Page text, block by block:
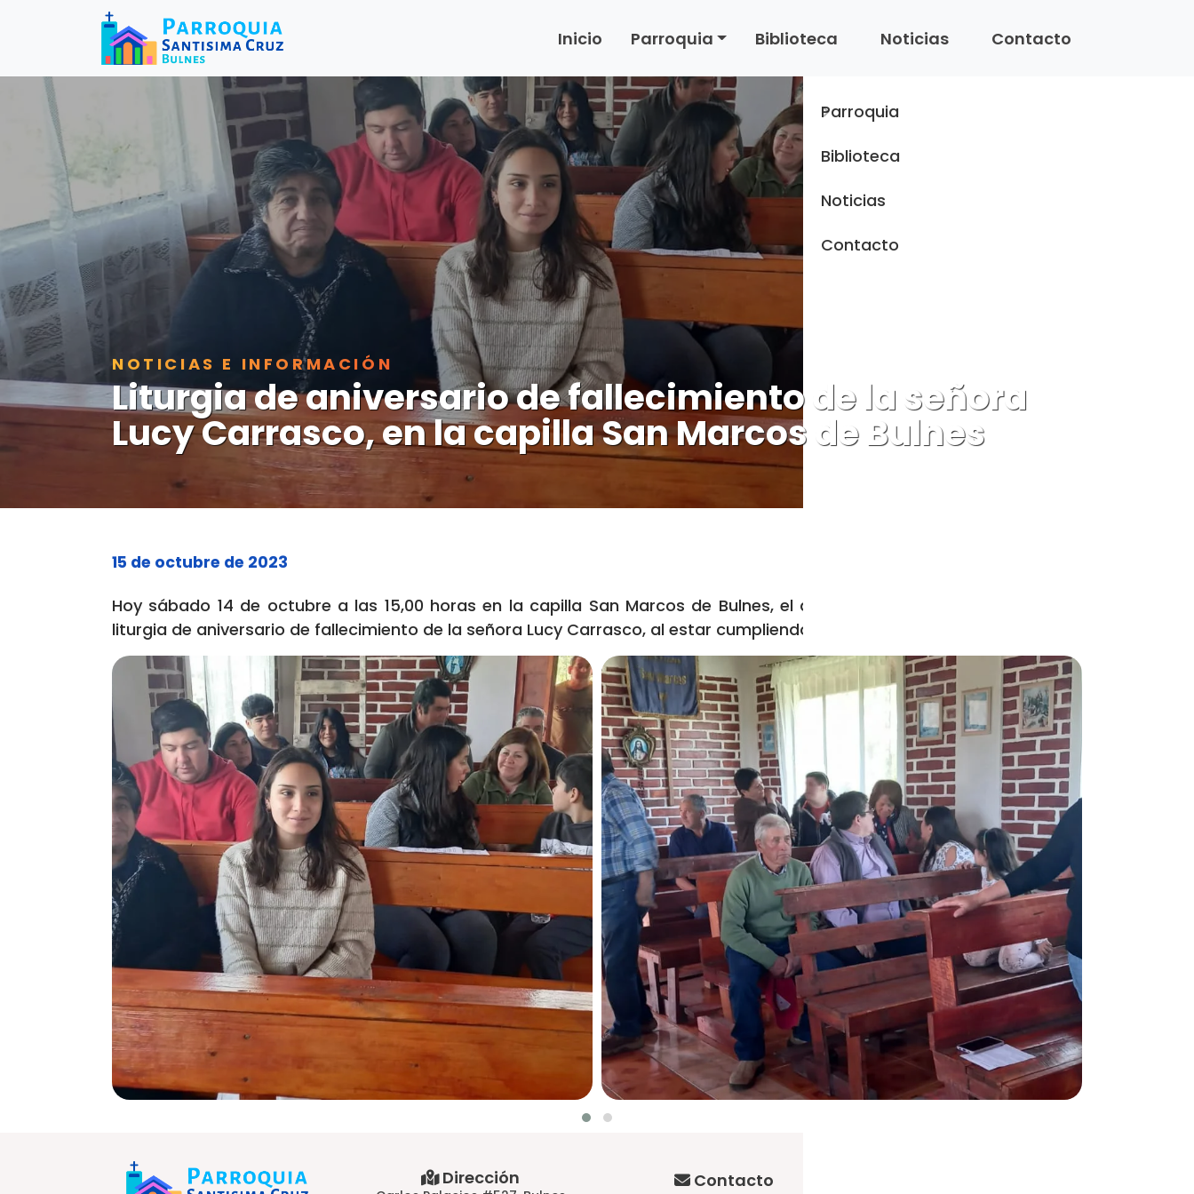
Inicio Parroquia Biblioteca Noticias Contacto
NOTICIAS E INFORMACIÓN
Liturgia de aniversario de fallecimiento de la señora
Lucy Carrasco, en la capilla San Marcos de Bulnes
15 de octubre de 2023
Hoy sábado 14 de octubre a las 15,00 horas en la capilla San Marcos de Bulnes, el diácono Raúl Aqueveque, hizo una
liturgia de aniversario de fallecimiento de la señora Lucy Carrasco, al estar cumpliendo 5 años de fallecida
Dirección Contacto
Parroquia
Biblioteca
Noticias
Contacto